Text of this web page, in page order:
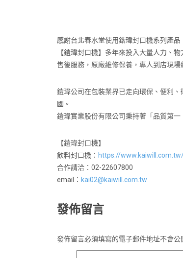
感謝台北春水堂使用鍇瑋封口機系列產品
【鎧瑋封口機】多年來投入大量人力、
售後服務，原廠維修保養，專人到店現場
鎧瑋公司在包裝業界已走向環保、便利
國。
鎧瑋實業股份有限公司秉持著「品質第
【鎧瑋封口機】
飲料封口機： https://
合作請洽：02-22607800
email： kai02@kaiwill.com.tw
發佈留言
發佈留言必須填寫的電子郵件地址不會公